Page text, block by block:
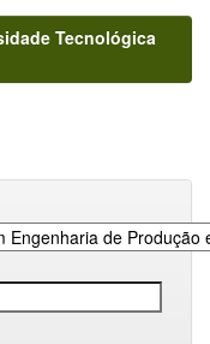
Tecnológica